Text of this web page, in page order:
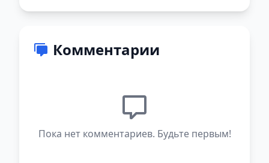
Комментарии
Пока нет комментариев. Будьте первым!